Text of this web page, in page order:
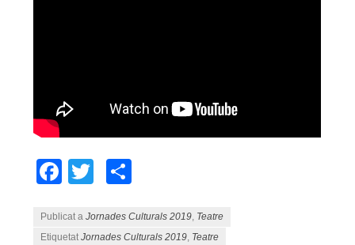
Facebook
Twitter
Publicat aJornades Culturals 2019, Teatre
EtiquetatJornades Culturals 2019, Teatre